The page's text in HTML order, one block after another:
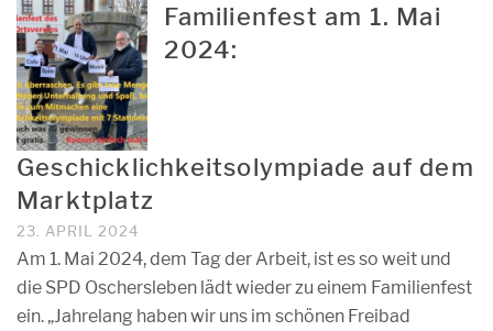
Familienfest am 1. Mai
2024:
Geschicklichkeitsolympiade auf dem
Marktplatz
23. APRIL 2024
Am 1. Mai 2024, dem Tag der Arbeit, ist es so weit und
die SPD Oschersleben lädt wieder zu einem Familienfest
ein. „Jahrelang haben wir uns im schönen Freibad